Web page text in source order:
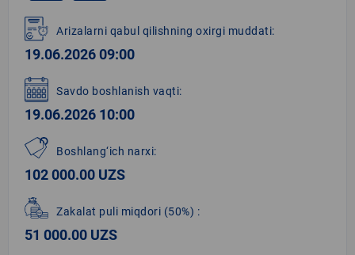
1
of
2
Arizalarni qabul qilishning oxirgi muddati:
19.06.2026 09:00
Savdo boshlanish vaqti:
19.06.2026 10:00
Boshlang‘ich narxi:
102 000.00 UZS
Zakalat puli miqdori (50%) :
51 000.00 UZS